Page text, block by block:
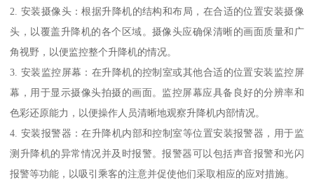
2. 安装摄像头：根据升降机的结构和布局，在合适的位置安装摄像
头，以覆盖升降机的各个区域。摄像头应确保清晰的画面质量和广
角视野，以便监控整个升降机的情况。
3. 安装监控屏幕：在升降机的控制室或其他合适的位置安装监控屏
幕，用于显示摄像头拍摄的画面。监控屏幕应具备良好的分辨率和
色彩还原能力，以便操作人员清晰地观察升降机内部情况。
4. 安装报警器：在升降机内部和控制室等位置安装报警器，用于监
测升降机的异常情况并及时报警。报警器可以包括声音报警和光闪
报警等功能，以吸引乘客的注意并促使他们采取相应的应对措施。